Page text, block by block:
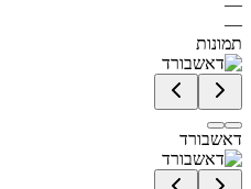
—
תמונות
דאשבורד